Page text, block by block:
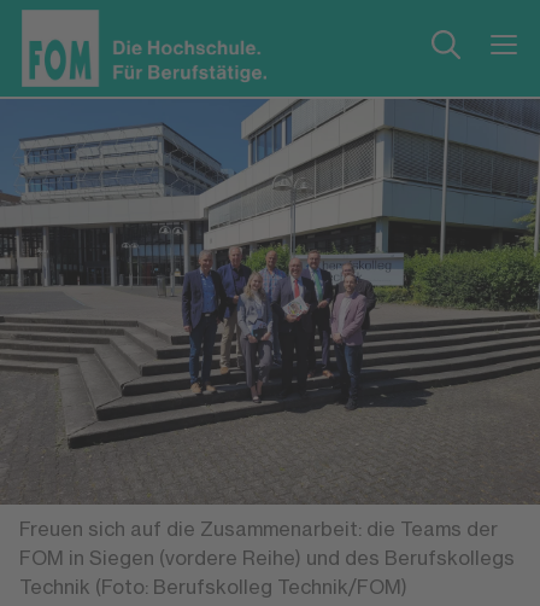
Freuen sich auf die Zusammenarbeit: die Teams der
FOM in Siegen (vordere Reihe) und des Berufskollegs
Technik (Foto: Berufskolleg Technik/FOM)